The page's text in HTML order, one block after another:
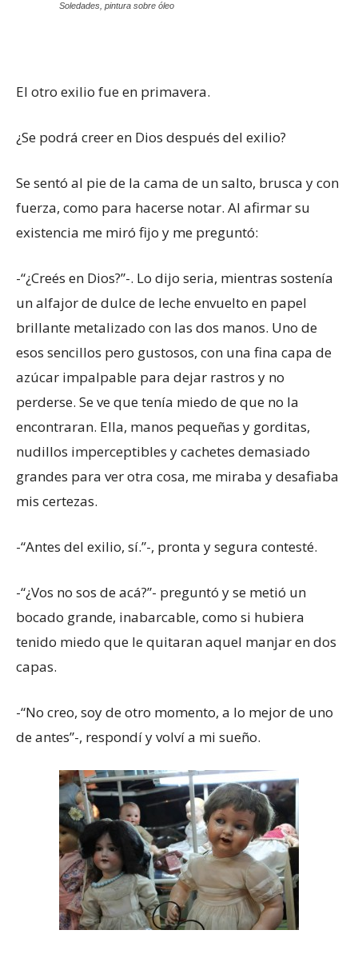
Soledades, pintura sobre óleo
El otro exilio fue en primavera.
¿Se podrá creer en Dios después del exilio?
Se sentó al pie de la cama de un salto, brusca y con
fuerza, como para hacerse notar. Al afirmar su
existencia me miró fijo y me preguntó:
-“¿Creés en Dios?”-. Lo dijo seria, mientras sostenía
un alfajor de dulce de leche envuelto en papel
brillante metalizado con las dos manos. Uno de
esos sencillos pero gustosos, con una fina capa de
azúcar impalpable para dejar rastros y no
perderse. Se ve que tenía miedo de que no la
encontraran. Ella, manos pequeñas y gorditas,
nudillos imperceptibles y cachetes demasiado
grandes para ver otra cosa, me miraba y desafiaba
mis certezas.
-“Antes del exilio, sí.”-, pronta y segura contesté.
-“¿Vos no sos de acá?”- preguntó y se metió un
bocado grande, inabarcable, como si hubiera
tenido miedo que le quitaran aquel manjar en dos
capas.
-“No creo, soy de otro momento, a lo mejor de uno
de antes”-, respondí y volví a mi sueño.